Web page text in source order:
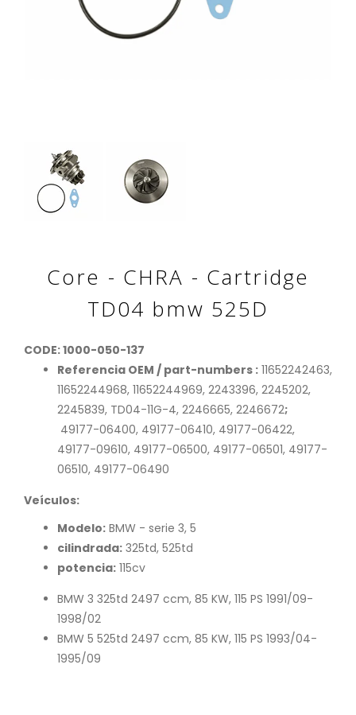
Core - CHRA - Cartridge
TD04 bmw 525D
CODE: 1000-050-137
Referencia OEM / part-numbers : 11652242463,
11652244968, 11652244969, 2243396, 2245202,
2245839, TD04-11G-4, 2246665, 2246672;
49177-06400, 49177-06410, 49177-06422,
49177-09610, 49177-06500, 49177-06501, 49177-
06510, 49177-06490
Veículos:
Modelo: BMW - serie 3, 5
cilindrada: 325td, 525td
potencia: 115cv
BMW 3 325td 2497 ccm, 85 KW, 115 PS 1991/09-
1998/02
BMW 5 525td 2497 ccm, 85 KW, 115 PS 1993/04-
1995/09